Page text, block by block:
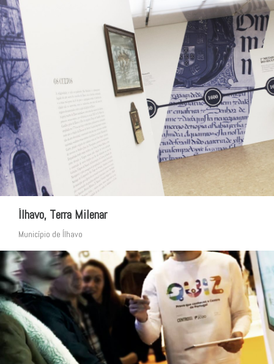
Ílhavo, Terra Milenar
Município de Ílhavo